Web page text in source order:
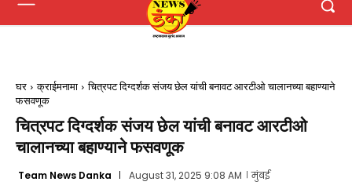
घर क्राईमनामा
चित्रपट दिग्दर्शक संजय छेल यांची बनावट आरटीओ चालानच्या बहाण्याने
फसवणूक
चित्रपट दिग्दर्शक संजय छेल यांची बनावट आरटीओ
चालानच्या बहाण्याने फसवणूक
Team News Danka August 31, 2025 9:08 AM मुंबई